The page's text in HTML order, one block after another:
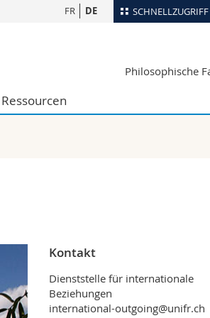
SCHNELLZUGRIFF
Ortsplan
Webmail
FR DE
Philosophische
Ressourcen
Kontakt
Dienststelle für internationale
Beziehungen
international-outgoing@unifr.ch